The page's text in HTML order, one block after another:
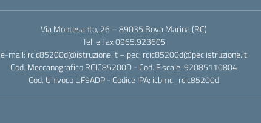
Via Montesanto, 26 – 89035 Bova Marina (RC)
Tel. e Fax 0965.923605
e-mail: rcic85200d@istruzione.it – pec: rcic85200d@pec.istruzione.it
Cod. Meccanografico RCIC85200D - Cod. Fiscale. 92085110804
Cod. Univoco UF9ADP - Codice IPA: icbmc_rcic85200d